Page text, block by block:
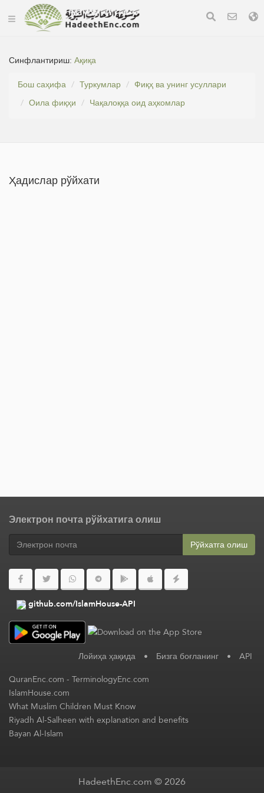
Синфлантириш:Ақиқа
Бош саҳифа
Туркумлар
Фиқҳ ва унинг усуллари
Оила фиқҳи
Чақалоққа оид аҳкомлар
Ҳадислар рўйхати
Электрон почта рўйхатига олиш
Рўйхатга олиш
github.com/IslamHouse-API
Лойиҳа ҳақида • Бизга боғланинг • API
QuranEnc.com-TerminologyEnc.com
IslamHouse.com
What Muslim Children Must Know
Riyadh Al-Salheen with explanation and benefits
Bayan Al-Islam
HadeethEnc.com © 2026